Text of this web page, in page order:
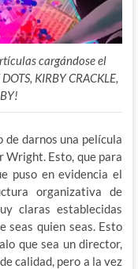
cargándose el
KIRBY CRACKLE,
de darnos una película
Wright. Esto, que para
puso en evidencia el
organizativa de
claras establecidas
seas quien seas. Esto
que sea un director,
calidad, pero a la vez